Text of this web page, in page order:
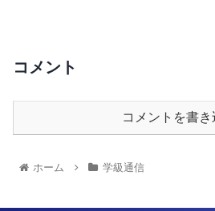
コメント
コメントを書き
ホーム 学級通信